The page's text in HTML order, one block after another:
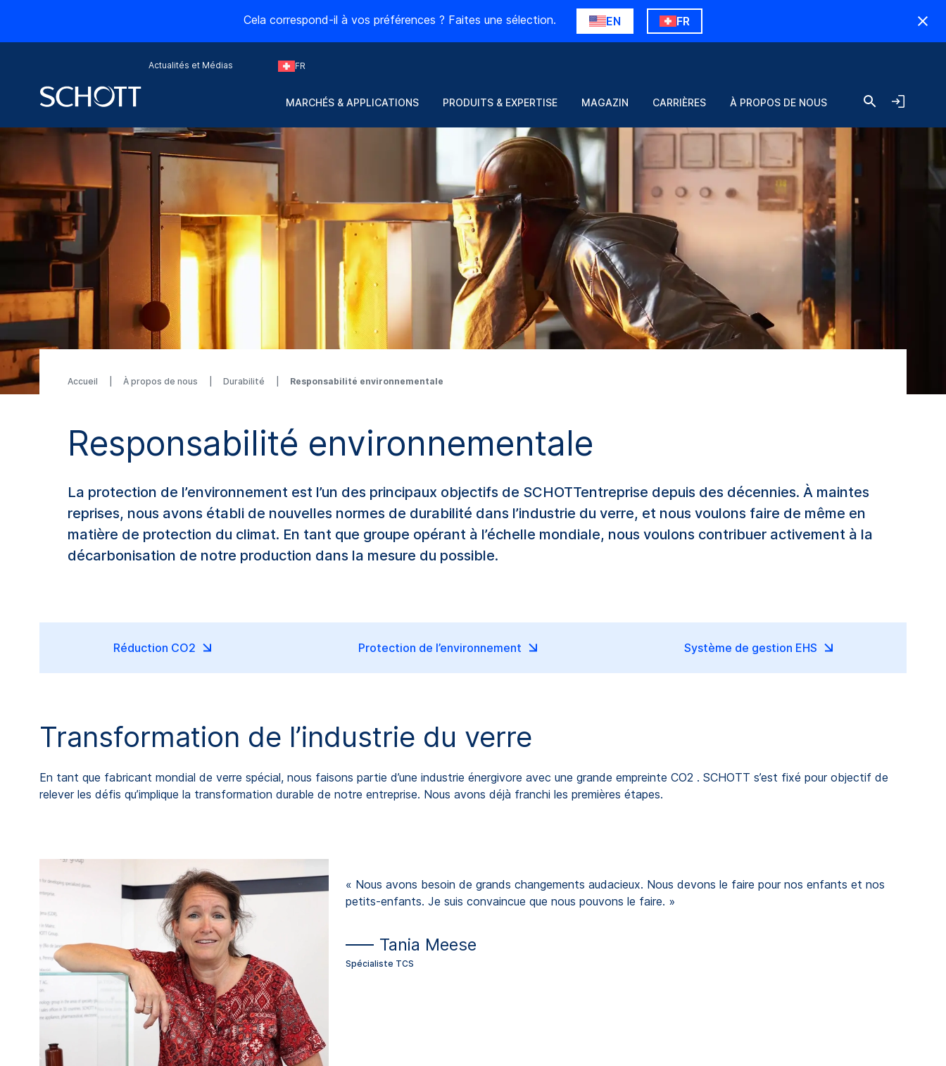
Cela correspond-il à vos préférences ? Faites une sélection. EN FR
Actualités et Médias FR
MARCHÉS & APPLICATIONS PRODUITS & EXPERTISE MAGAZIN CARRIÈRES À PROPOS DE NOUS
Accueil À propos de nous Durabilité Responsabilité environnementale
Responsabilité environnementale
La protection de l’environnement est l’un des principaux objectifs de SCHOTTentreprise depuis des décennies. À maintes
reprises, nous avons établi de nouvelles normes de durabilité dans l’industrie du verre, et nous voulons faire de même en
matière de protection du climat. En tant que groupe opérant à l’échelle mondiale, nous voulons contribuer activement à la
décarbonisation de notre production dans la mesure du possible.
Réduction CO2 Protection de l’environnement Système de gestion EHS
Transformation de l’industrie du verre
En tant que fabricant mondial de verre spécial, nous faisons partie d’une industrie énergivore avec une grande empreinte CO2 . SCHOTT s’est fixé pour objectif de
relever les défis qu’implique la transformation durable de notre entreprise. Nous avons déjà franchi les premières étapes.
« Nous avons besoin de grands changements audacieux. Nous devons le faire pour nos enfants et nos
petits-enfants. Je suis convaincue que nous pouvons le faire. »
Tania Meese
Spécialiste TCS